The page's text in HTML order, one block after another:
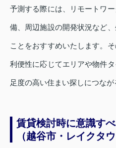
予測する際には、リモートワ
備、周辺施設の開発状況など
ことをおすすめいたします。
利便性に応じてエリアや物件
足度の高い住まい探しにつなが
賃貸検討時に意識す
（越谷市・レイクタウ